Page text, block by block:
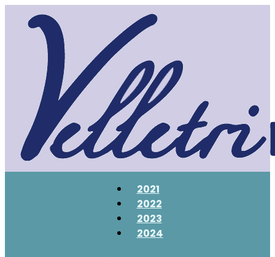
2021
2022
2023
2024